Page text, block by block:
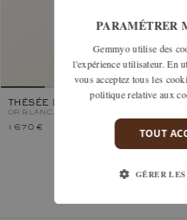
THÉSÉE DUO
OR BLANC, EMERAUDE
1 670 €
PARAMÉTRER
Gemmyo utilise des
l'expérience utilisateur. En
vous acceptez tous les
politique relative aux
TOUT
GÉRER